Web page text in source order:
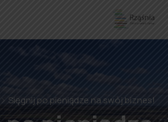
Sięgnij po pieniądze na swój biznes!